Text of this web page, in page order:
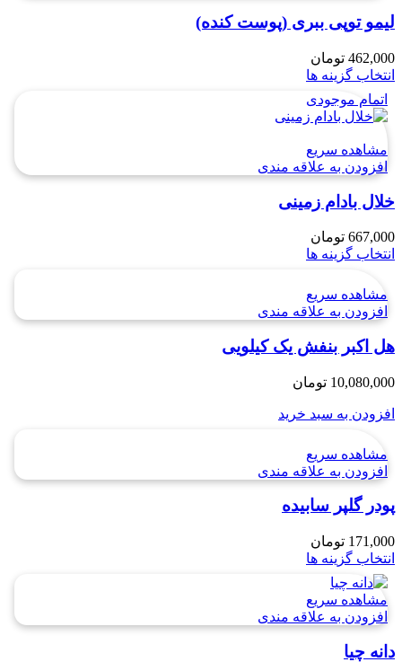
لیمو توپی ببری (پوست کنده)
462,000 تومان
انتخاب گزینه ها
اتمام موجودی
مشاهده سریع
افزودن به علاقه مندی
خلال بادام زمینی
667,000 تومان
انتخاب گزینه ها
مشاهده سریع
افزودن به علاقه مندی
هل اکبر بنفش یک کیلویی
10,080,000 تومان
افزودن به سبد خرید
مشاهده سریع
افزودن به علاقه مندی
پودر گلپر سابيده
171,000 تومان
انتخاب گزینه ها
مشاهده سریع
افزودن به علاقه مندی
دانه چیا